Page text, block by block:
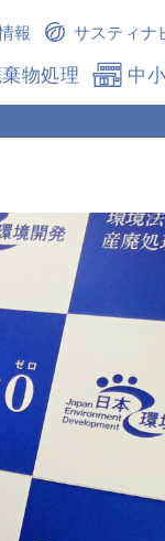
物処理 中
報 サスティナ